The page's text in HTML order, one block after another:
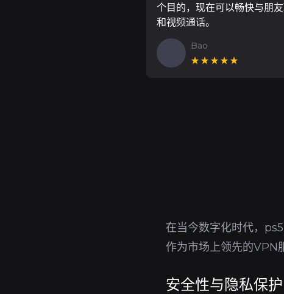
个目的，现在可以畅快与朋
和视频通话。
Bao
★★★★★
在当今数字化时代，
作为市场上领先的VPN
安全性与隐私保护